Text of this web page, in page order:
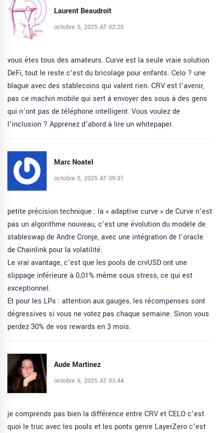
Laurent Beaudroit
octobre 5, 2025 AT 02:25
vous êtes tous des amateurs. Curve est la seule vraie solution
DeFi, tout le reste c’est du bricolage pour enfants. Celo ? une
blague avec des stablecoins qui valent rien. CRV est l’avenir,
pas ce machin mobile qui sert à envoyer des sous à des gens
qui n’ont pas de téléphone intelligent. Vous voulez de
l’inclusion ? Apprenez d’abord à lire un whitepaper.
Marc Noatel
octobre 5, 2025 AT 09:31
petite précision technique : la « adaptive curve » de Curve n’est
pas un algorithme nouveau, c’est une évolution du modèle de
stableswap de Andre Cronje, avec une intégration de l’oracle
de Chainlink pour la volatilité.
Le vrai avantage, c’est que les pools de crvUSD ont une
slippage inférieure à 0,01% même sous stress, ce qui est
exceptionnel.
Et pour les LPs : attention aux gauges, les récompenses sont
dégressives si vous ne votez pas chaque semaine. Sinon vous
perdez 30% de vos rewards en 3 mois.
Aude Martinez
octobre 6, 2025 AT 03:44
je comprends pas bien la différence entre CRV et CELO c’est
quoi le truc avec les pools et les ponts genre LayerZero c’est